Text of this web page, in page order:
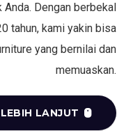
Dengan berbekal
tahun, kami yakin bisa
yang bernilai dan
memuaskan.
LANJUT